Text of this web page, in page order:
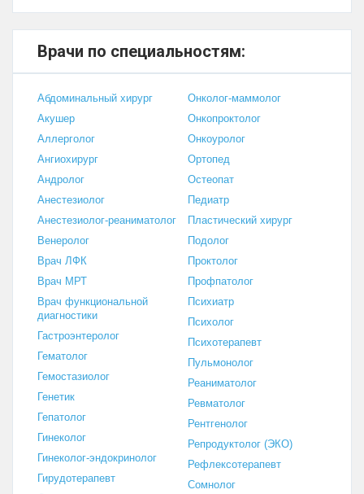
Врачи по специальностям:
Абдоминальный хирург
Акушер
Аллерголог
Ангиохирург
Андролог
Анестезиолог
Анестезиолог-реаниматолог
Венеролог
Врач ЛФК
Врач МРТ
Врач функциональной
диагностики
Гастроэнтеролог
Гематолог
Гемостазиолог
Генетик
Гепатолог
Гинеколог
Гинеколог-эндокринолог
Гирудотерапевт
Онколог-маммолог
Онкопроктолог
Онкоуролог
Ортопед
Остеопат
Педиатр
Пластический хирург
Подолог
Проктолог
Профпатолог
Психиатр
Психолог
Психотерапевт
Пульмонолог
Реаниматолог
Ревматолог
Рентгенолог
Репродуктолог (ЭКО)
Рефлексотерапевт
Сомнолог